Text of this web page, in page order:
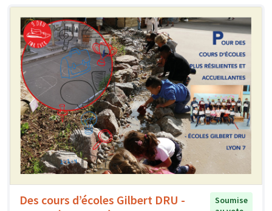
Des cours d’écoles Gilbert DRU -
Soumise